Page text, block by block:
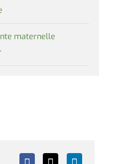
maternelle